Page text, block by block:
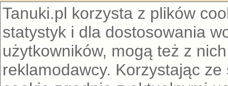
Tanuki.pl korzysta z plików
statystyk i dla dostosowania
użytkowników, mogą też z
reklamodawcy. Korzystając